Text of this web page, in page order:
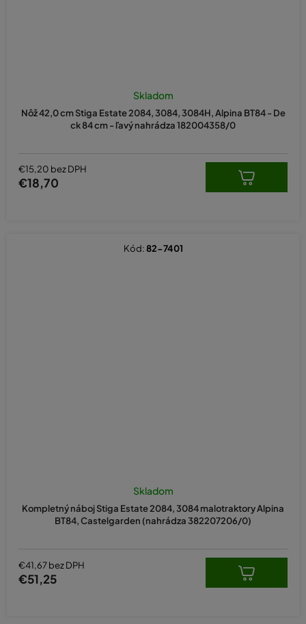
Nôž 42,0 cm Stiga Estate 2084, 3084, 3084H, Alpina BT84 - De
ck 84 cm - ľavý nahrádza 182004358/0
Skladom
€15,20 bez DPH
€18,70
Kompletný náboj Stiga Estate 2084, 3084 malotraktory Alpina
BT84, Castelgarden (nahrádza 382207206/0)
hodnotenie
je
5,0
Skladom
€41,67 bez DPH
€51,25
Kód:82-7401